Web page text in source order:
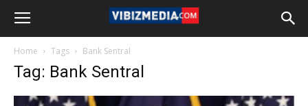
Home Tags Bank Sentral
Tag: Bank Sentral